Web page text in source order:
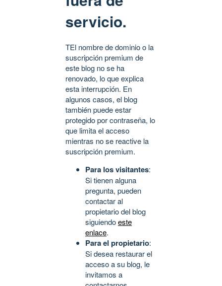
servicio.
TEl nombre de dominio o la
suscripción premium de
este blog no se ha
renovado, lo que explica
esta interrupción. En
algunos casos, el blog
también puede estar
protegido por contraseña, lo
que limita el acceso
mientras no se reactive la
suscripción premium.
Para los visitantes:
Si tienen alguna
pregunta, pueden
contactar al
propietario del blog
siguiendoeste
enlace.
Para el propietario:
Si desea restaurar el
acceso a su blog, le
invitamos a